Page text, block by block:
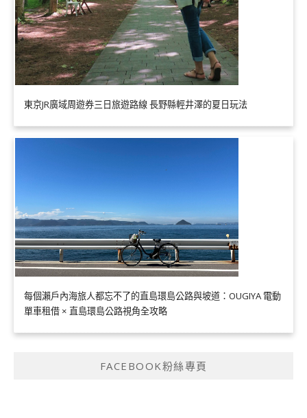
東京JR廣域周遊券三日旅遊路線 長野縣輕井澤的夏日玩法
每個瀨戶內海旅人都忘不了的直島環島公路與坡道：OUGIYA 電動
單車租借 × 直島環島公路視角全攻略
FACEBOOK粉絲專頁